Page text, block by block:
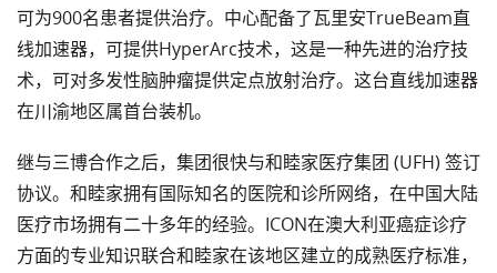
可为900名患者提供治疗。中心配备了瓦里安TrueBeam直
线加速器，可提供HyperArc技术，这是一种先进的治疗技
术，可对多发性脑肿瘤提供定点放射治疗。这台直线加速器
在川渝地区属首台装机。
继与三博合作之后，集团很快与和睦家医疗集团 (UFH) 签订
协议。和睦家拥有国际知名的医院和诊所网络，在中国大陆
医疗市场拥有二十多年的经验。ICON在澳大利亚癌症诊疗
方面的专业知识联合和睦家在该地区建立的成熟医疗标准，